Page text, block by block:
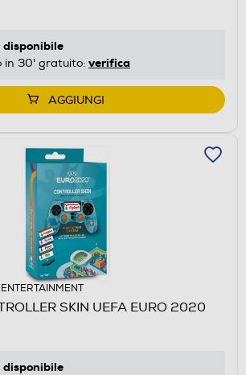
disponibile
in 30' gratuito: verifica
AGGIUNGI
SKIN UEFA EURO 2020
disponibile